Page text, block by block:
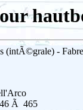
(intÃ©grale) -
Ã 465